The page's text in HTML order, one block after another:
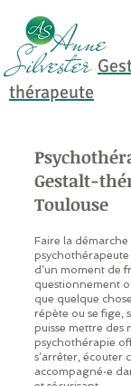
Anne
Silvester
thérapeute
Gestalt-
Toulouse
Faire la
d’un moment de
questionnement
que quelque
répète ou se fige,
puisse mettre des
psychothérapie
s’arrêter, écouter
accompagné·e